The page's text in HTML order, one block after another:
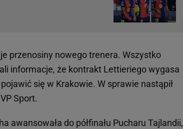
przenosiny nowego trenera. Wszystko
informacje, że kontrakt Lettieriego wygasa
się w Krakowie. W sprawie nastąpił
Sport.
awansowała do półfinału Pucharu Tajlandii,